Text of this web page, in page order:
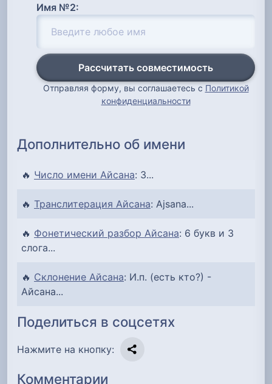
Имя №2:
Рассчитать совместимость
Отправляя форму, вы соглашаетесь с Политикой
конфиденциальности
Дополнительно об имени
🔥 Число имени Айсана: 3...
🔥 Транслитерация Айсана: Ajsana...
🔥 Фонетический разбор Айсана: 6 букв и 3
слога...
🔥 Склонение Айсана: И.п. (есть кто?) -
Айсана...
Поделиться в соцсетях
Нажмите на кнопку:
Комментарии